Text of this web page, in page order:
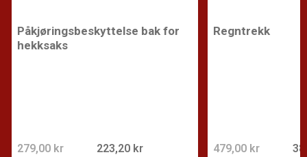
Påkjøringsbeskyttelse bak for
hekksaks
223,20 kr
279,00 kr
Regntrekk
479,00 kr